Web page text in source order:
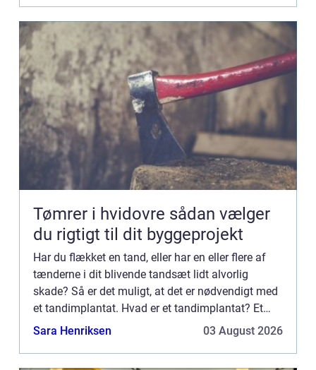
Tømrer i hvidovre sådan vælger
du rigtigt til dit byggeprojekt
Har du flækket en tand, eller har en eller flere af
tænderne i dit blivende tandsæt lidt alvorlig
skade? Så er det muligt, at det er nødvendigt med
et tandimplantat. Hvad er et tandimplantat? Et
tandimplantat er en erstatning for en hel tand,
Sara Henriksen 03 August 2026